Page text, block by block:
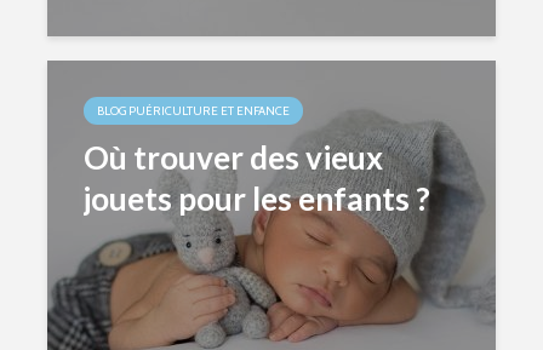
BLOG PUÉRICULTURE ET ENFANCE
Où trouver des vieux
jouets pour les enfants ?